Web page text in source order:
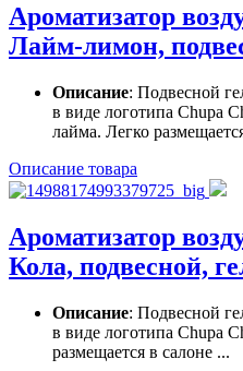
Ароматизатор
Лайм-лимон,
Описание: Подвесной
в виде логотипа Chupa
лайма. Легко
Описание товара
Ароматизатор
Кола, подвесной,
Описание: Подвесной
в виде логотипа Chupa
размещается в салоне ...